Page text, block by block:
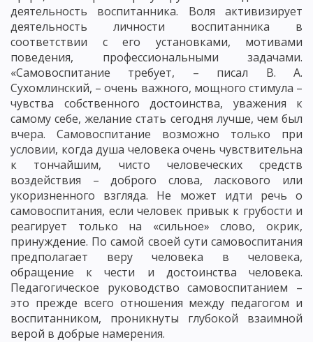
деятельность воспитанника. Воля активизирует
деятельность личности воспитанника в
соответствии с его установками, мотивами
поведения, профессиональными задачами.
«Самовоспитание требует, – писал В. А.
Сухомлинский, – очень важного, мощного стимула –
чувства собственного достоинства, уважения к
самому себе, желание стать сегодня лучше, чем был
вчера. Самовоспитание возможно только при
условии, когда душа человека очень чувствительна
к тончайшим, чисто человеческих средств
воздействия – доброго слова, ласкового или
укоризненного взгляда. Не может идти речь о
самовоспитания, если человек привык к грубости и
реагирует только на «сильное» слово, окрик,
принуждение. По самой своей сути самовоспитания
предполагает веру человека в человека,
обращение к чести и достоинства человека.
Педагогическое руководство самовоспитанием –
это прежде всего отношения между педагогом и
воспитанником, проникнуты глубокой взаимной
верой в добрые намерения.